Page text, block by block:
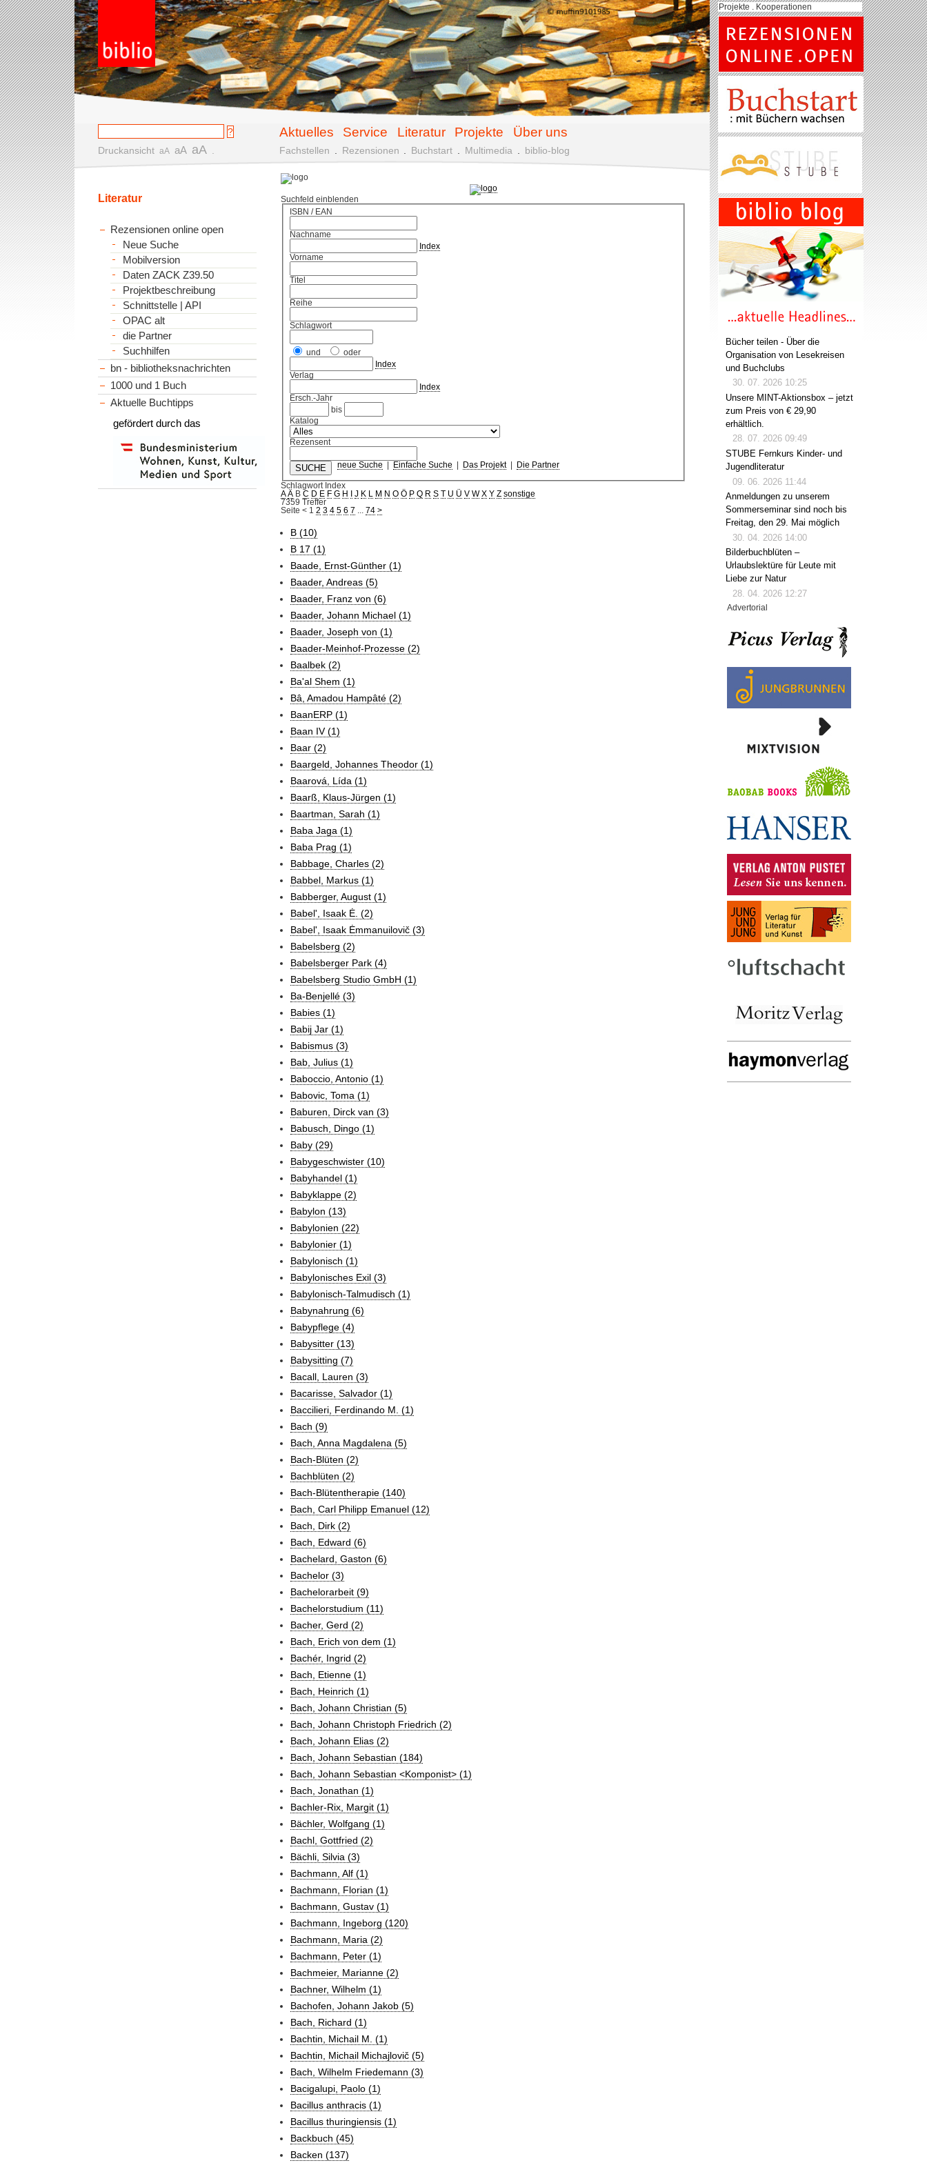
Aktuelles Service Literatur Projekte Über uns
Druckansicht aA aA aA Fachstellen Rezensionen Buchstart Multimedia biblio-blog
Suchfeld einblenden
ISBN / EAN
Nachname
Index
Vorname
Titel
Reihe
Schlagwort
und
oder
Index
Verlag
Index
Ersch.-Jahr
bis
Katalog
Rezensent
neue Suche Einfache Suche Das Projekt| Die Partner
Schlagwort Index
A Ä B C D E F G H J K M N O Ö P Q R S U Ü V W X Y Z sonstige
7359 Treffer
Seite< 1 2 3 4 5 6 7 74 >
B (10)
B 17 (1)
Baade, Ernst-Günther (1)
Baader, Andreas (5)
Baader, Franz von (6)
Baader, Johann Michael (1)
Baader, Joseph von (1)
Baader-Meinhof-Prozesse (2)
Baalbek (2)
Ba'al Shem (1)
Bâ, Amadou Hampâté (2)
BaanERP (1)
Baan IV (1)
Baar (2)
Baargeld, Johannes Theodor (1)
Baarová, Lída (1)
Baarß, Klaus-Jürgen (1)
Baartman, Sarah (1)
Baba Jaga (1)
Baba Prag (1)
Babbage, Charles (2)
Babbel, Markus (1)
Babberger, August (1)
Babelʹ, Isaak Ė. (2)
Babelʹ, Isaak Ėmmanuilovič (3)
Babelsberg (2)
Babelsberger Park (4)
Babelsberg Studio GmbH (1)
Ba-Benjellé (3)
Babies (1)
Babij Jar (1)
Babismus (3)
Bab, Julius (1)
Baboccio, Antonio (1)
Babovic, Toma (1)
Baburen, Dirck van (3)
Babusch, Dingo (1)
Baby (29)
Babygeschwister (10)
Babyhandel (1)
Babyklappe (2)
Babylon (13)
Babylonien (22)
Babylonier (1)
Babylonisch (1)
Babylonisches Exil (3)
Babylonisch-Talmudisch (1)
Babynahrung (6)
Babypflege (4)
Babysitter (13)
Babysitting (7)
Bacall, Lauren (3)
Bacarisse, Salvador (1)
Baccilieri, Ferdinando M. (1)
Bach (9)
Bach, Anna Magdalena (5)
Bach-Blüten (2)
Bachblüten (2)
Bach-Blütentherapie (140)
Bach, Carl Philipp Emanuel (12)
Bach, Dirk (2)
Bach, Edward (6)
Bachelard, Gaston (6)
Bachelor (3)
Bachelorarbeit (9)
Bachelorstudium (11)
Bacher, Gerd (2)
Bach, Erich von dem (1)
Bachér, Ingrid (2)
Bach, Etienne (1)
Bach, Heinrich (1)
Bach, Johann Christian (5)
Bach, Johann Christoph Friedrich (2)
Bach, Johann Elias (2)
Bach, Johann Sebastian (184)
Bach, Johann Sebastian <Komponist> (1)
Bach, Jonathan (1)
Bachler-Rix, Margit (1)
Bächler, Wolfgang (1)
Bachl, Gottfried (2)
Bächli, Silvia (3)
Bachmann, Alf (1)
Bachmann, Florian (1)
Bachmann, Gustav (1)
Bachmann, Ingeborg (120)
Bachmann, Maria (2)
Bachmann, Peter (1)
Bachmeier, Marianne (2)
Bachner, Wilhelm (1)
Bachofen, Johann Jakob (5)
Bach, Richard (1)
Bachtin, Michail M. (1)
Bachtin, Michail Michajlovič (5)
Bach, Wilhelm Friedemann (3)
Bacigalupi, Paolo (1)
Bacillus anthracis (1)
Bacillus thuringiensis (1)
Backbuch (45)
Backen (137)
Literatur
Rezensionen online open
Neue Suche
Mobilversion
Daten ZACK Z39.50
Projektbeschreibung
Schnittstelle | API
OPAC alt
die Partner
Suchhilfen
bn - bibliotheksnachrichten
1000 und 1 Buch
Aktuelle Buchtipps
gefördert durch das
Projekte . Kooperationen
Bücher teilen - Über die
Organisation von Lesekreisen
und Buchclubs
30. 07. 2026 10:25
Unsere MINT-Aktionsbox – jetzt
zum Preis von € 29,90
erhältlich.
28. 07. 2026 09:49
STUBE Fernkurs Kinder- und
Jugendliteratur
09. 06. 2026 11:44
Anmeldungen zu unserem
Sommerseminar sind noch bis
Freitag, den 29. Mai möglich
30. 04. 2026 14:00
Bilderbuchblüten –
Urlaubslektüre für Leute mit
Liebe zur Natur
28. 04. 2026 12:27
Advertorial